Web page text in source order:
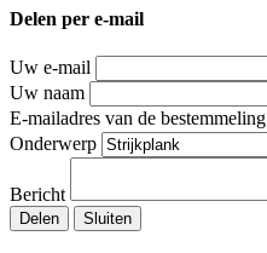
Delen per e-mail
Uw e-mail
Uw naam
E-mailadres van de bestemmeling
Onderwerp
Bericht
Delen Sluiten